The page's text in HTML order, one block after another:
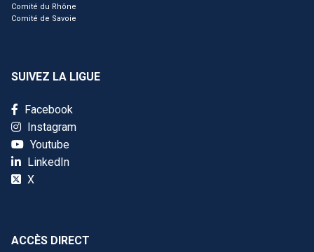
Comité du Rhône
Comité de Savoie
SUIVEZ LA LIGUE
Facebook
Instagram
Youtube
LinkedIn
X
ACCÈS DIRECT